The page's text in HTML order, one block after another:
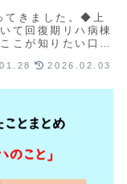
てきました。◆上
て回復期リハ病棟
こが知りたい口腔
2026.02.03